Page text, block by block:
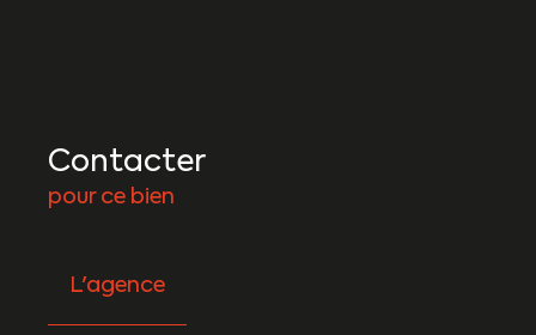
Contacter
pour ce bien
L'agence